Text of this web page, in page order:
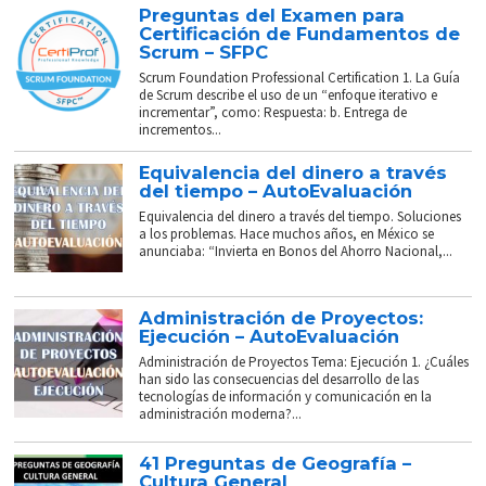
Preguntas del Examen para
Certificación de Fundamentos de
Scrum – SFPC
Scrum Foundation Professional Certification 1. La Guía
de Scrum describe el uso de un “enfoque iterativo e
incrementar”, como: Respuesta: b. Entrega de
incrementos...
Equivalencia del dinero a través
del tiempo – AutoEvaluación
Equivalencia del dinero a través del tiempo. Soluciones
a los problemas. Hace muchos años, en México se
anunciaba: “Invierta en Bonos del Ahorro Nacional,...
Administración de Proyectos:
Ejecución – AutoEvaluación
Administración de Proyectos Tema: Ejecución 1. ¿Cuáles
han sido las consecuencias del desarrollo de las
tecnologías de información y comunicación en la
administración moderna?...
41 Preguntas de Geografía –
Cultura General